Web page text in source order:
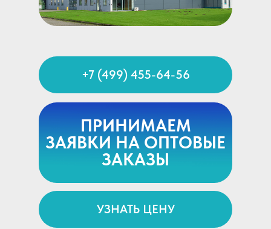
ПРИНИМАЕМ
ЗАЯВКИ НА ОПТОВЫЕ
ЗАКАЗЫ
УЗНАТЬ ЦЕНУ
+7 (499) 455-64-56